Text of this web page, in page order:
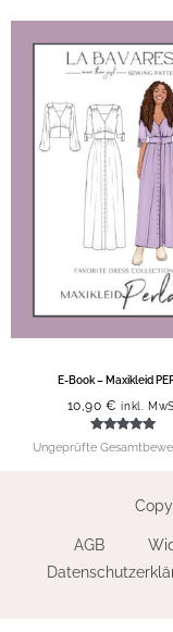
E-Book – Maxikleid
10,90€ inkl.
Bewertet mit
5.00
Ungeprüfte
AGB